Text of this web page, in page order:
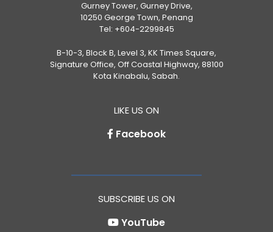
Gurney Tower, Gurney Drive,
10250 George Town, Penang
Tel: +604-2299845
B-10-3, Block B, Level 3, KK Times Square,
Signature Office, Off Coastal Highway, 88100
Kota Kinabalu, Sabah.
LIKE US ON
Facebook
SUBSCRIBE US ON
YouTube